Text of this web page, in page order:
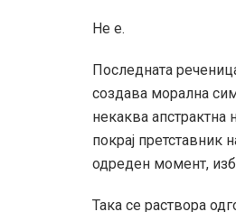
Не е.
Последната
создава морална
некаква апстрактна
покрај претставник
одреден момент,
Така се раствора